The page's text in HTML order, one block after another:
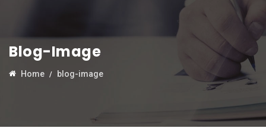
Blog-Image
Home blog-image